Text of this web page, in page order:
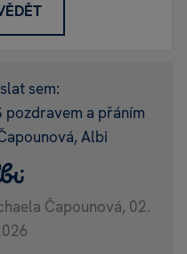
sem:
pozdravem a přáním
Albi
Čapounová, 02.